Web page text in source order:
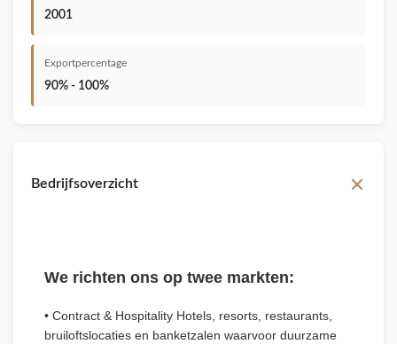
2001
Exportpercentage
90% - 100%
Bedrijfsoverzicht
We richten ons op twee markten:
• Contract & Hospitality Hotels, resorts, restaurants,
bruiloftslocaties en banketzalen waarvoor duurzame